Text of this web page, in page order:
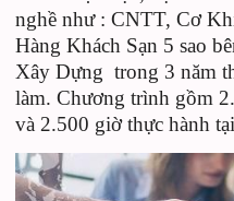
nghề như : CNTT, Cơ
Hàng Khách Sạn 5 sao
Xây Dựng trong 3 năm
làm. Chương trình gồm
và 2.500 giờ thực hành